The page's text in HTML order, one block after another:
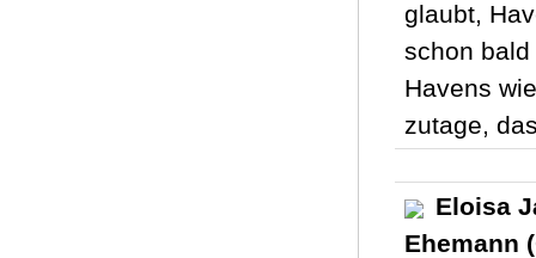
glaubt,
schon
Havens
zutage,
Eloisa
Ehemann